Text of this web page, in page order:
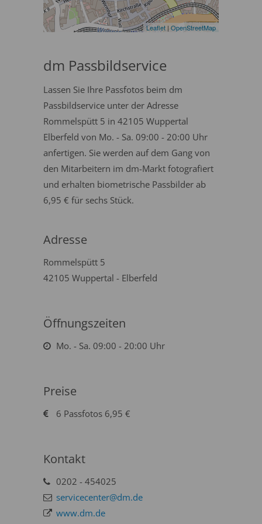
Leaflet |OpenStreetMap
dm Passbildservice
Lassen Sie Ihre Passfotos beim dm
Passbildservice unter der Adresse
Rommelspütt 5 in 42105 Wuppertal
Elberfeld von Mo. - Sa. 09:00 - 20:00 Uhr
anfertigen. Sie werden auf dem Gang von
den Mitarbeitern im dm-Markt fotografiert
und erhalten biometrische Passbilder ab
6,95 € für sechs Stück.
Adresse
Rommelspütt 5
42105 Wuppertal - Elberfeld
Öffnungszeiten
Mo. - Sa. 09:00 - 20:00 Uhr
Preise
6 Passfotos 6,95 €
Kontakt
0202 - 454025
servicecenter@dm.de
www.dm.de